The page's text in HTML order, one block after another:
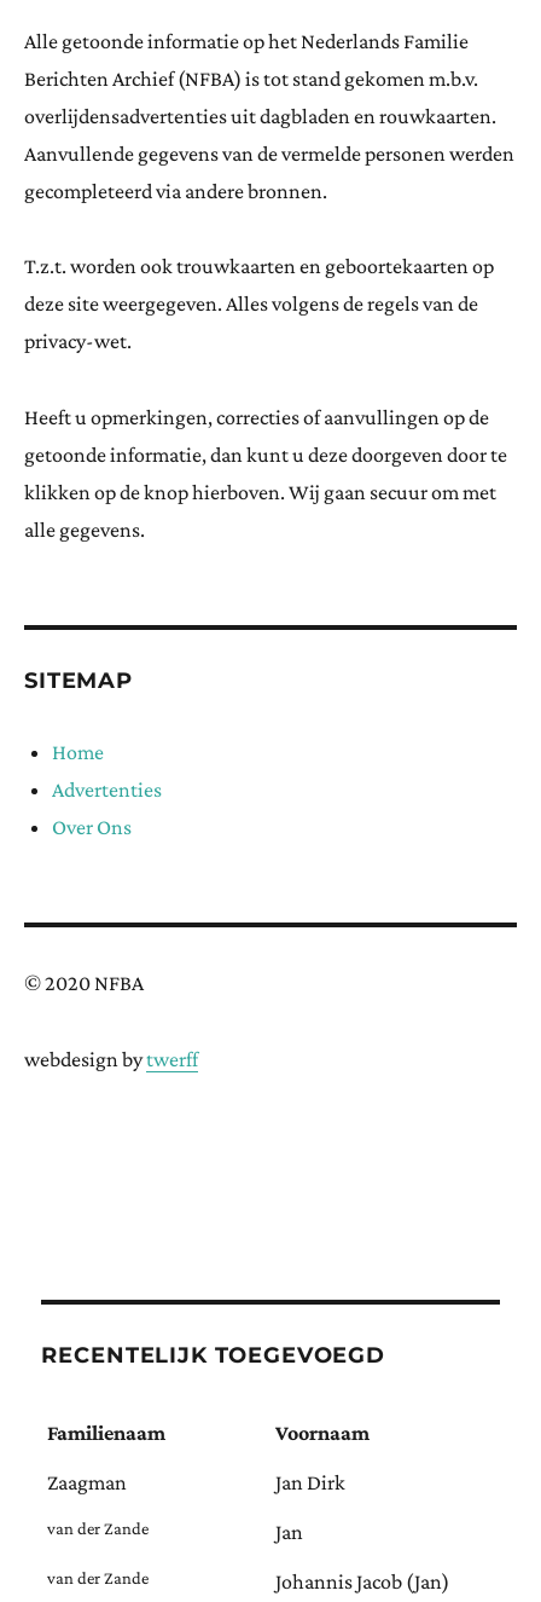
Alle getoonde informatie op het Nederlands Familie
Berichten Archief (NFBA) is tot stand gekomen m.b.v.
overlijdensadvertenties uit dagbladen en rouwkaarten.
Aanvullende gegevens van de vermelde personen werden
gecompleteerd via andere bronnen.
T.z.t. worden ook trouwkaarten en geboortekaarten op
deze site weergegeven. Alles volgens de regels van de
privacy-wet.
Heeft u opmerkingen, correcties of aanvullingen op de
getoonde informatie, dan kunt u deze doorgeven door te
klikken op de knop hierboven. Wij gaan secuur om met
alle gegevens.
SITEMAP
Home
Advertenties
Over Ons
© 2020 NFBA
webdesign bytwerff
RECENTELIJK TOEGEVOEGD
Familienaam Voornaam
Zaagman Jan Dirk
van der Zande Jan
van der Zande Johannis Jacob (Jan)